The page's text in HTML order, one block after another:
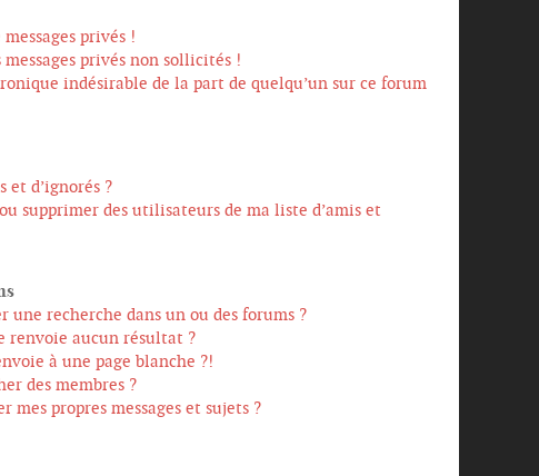
privés !
privés non sollicités !
indésirable de la part de quelqu’un sur ce forum
et d’ignorés ?
supprimer des utilisateurs de ma liste d’amis et
recherche dans un ou des forums ?
renvoie aucun résultat ?
à une page blanche ?!
des membres ?
propres messages et sujets ?